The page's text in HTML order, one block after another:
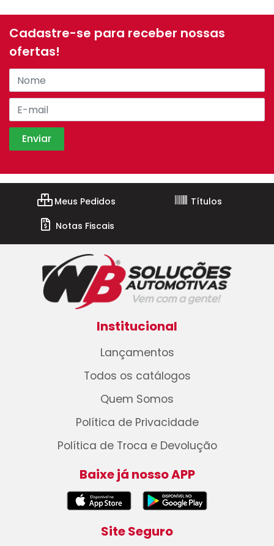
Cadastre-se para receber nossas
ofertas!
Meus Pedidos
Títulos
Notas Fiscais
Institucional
Lançamentos
Todos os catálogos
Quem Somos
Política de Privacidade
Política de Troca e Devolução
Baixe já nosso APP
Site Seguro